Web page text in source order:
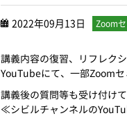
2022年09月13日 Zoom
講義内容の復習、リフレクシ
YouTubeにて、一部Zoomセ
講義後の質問等も受け付けて
≪シビルチャンネルの